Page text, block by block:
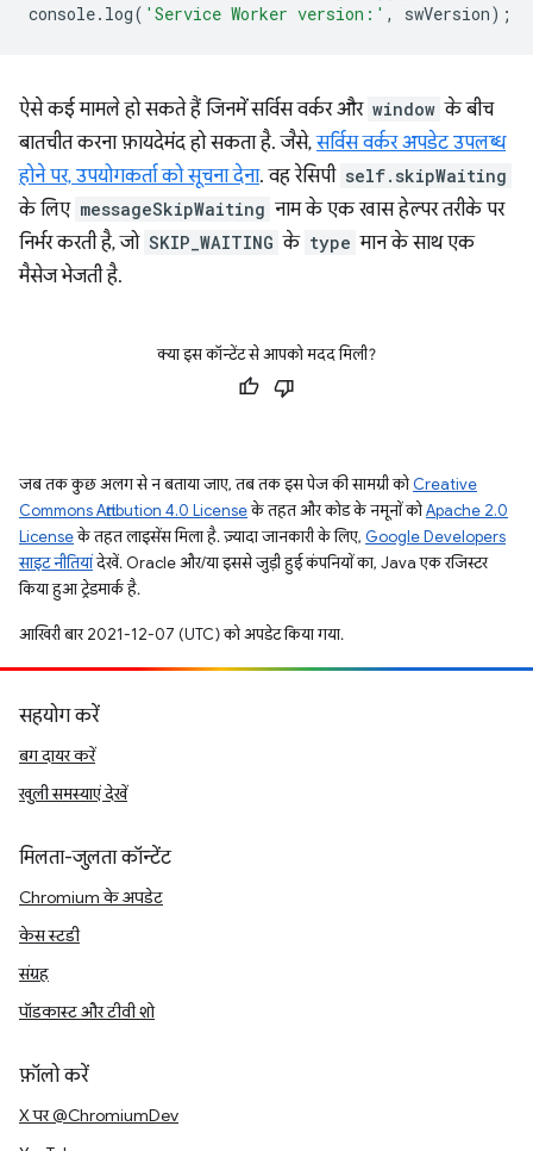
console. log( 'Service Worker version:' , swVersion);
ऐसे कई मामले हो सकते हैं जिनमें सर्विस वर्कर और window के बीच
बातचीत करना फ़ायदेमंद हो सकता है. जैसे,सर्विस वर्कर अपडेट उपलब्ध
होने पर, उपयोगकर्ता को सूचना देना. वह रेसिपी self.skipWaiting
के लिए messageSkipWaiting नाम के एक खास हेल्पर तरीके पर
निर्भर करती है, जो SKIP_WAITING के type मान के साथ एक
मैसेज भेजती है.
क्या इस कॉन्टेंट से आपको मदद मिली?
जब तक कुछ अलग से न बताया जाए, तब तक इस पेज की सामग्री कोCreative
Commons Attribution 4.0 Licenseके तहत और कोड के नमूनों कोApache 2.0
Licenseके तहत लाइसेंस मिला है. ज़्यादा जानकारी के लिए, Google Developers
साइट नीतियांदेखें. Oracle और/या इससे जुड़ी हुई कंपनियों का, Java एक रजिस्टर
किया हुआ ट्रेडमार्क है.
आखिरी बार 2021-12-07 (UTC) को अपडेट किया गया.
सहयोग करें
बग दायर करें
खुली समस्याएं देखें
मिलता-जुलता कॉन्टेंट
Chromium के अपडेट
केस स्टडी
संग्रह
पॉडकास्ट और टीवी शो
फ़ॉलो करें
X पर @ChromiumDev